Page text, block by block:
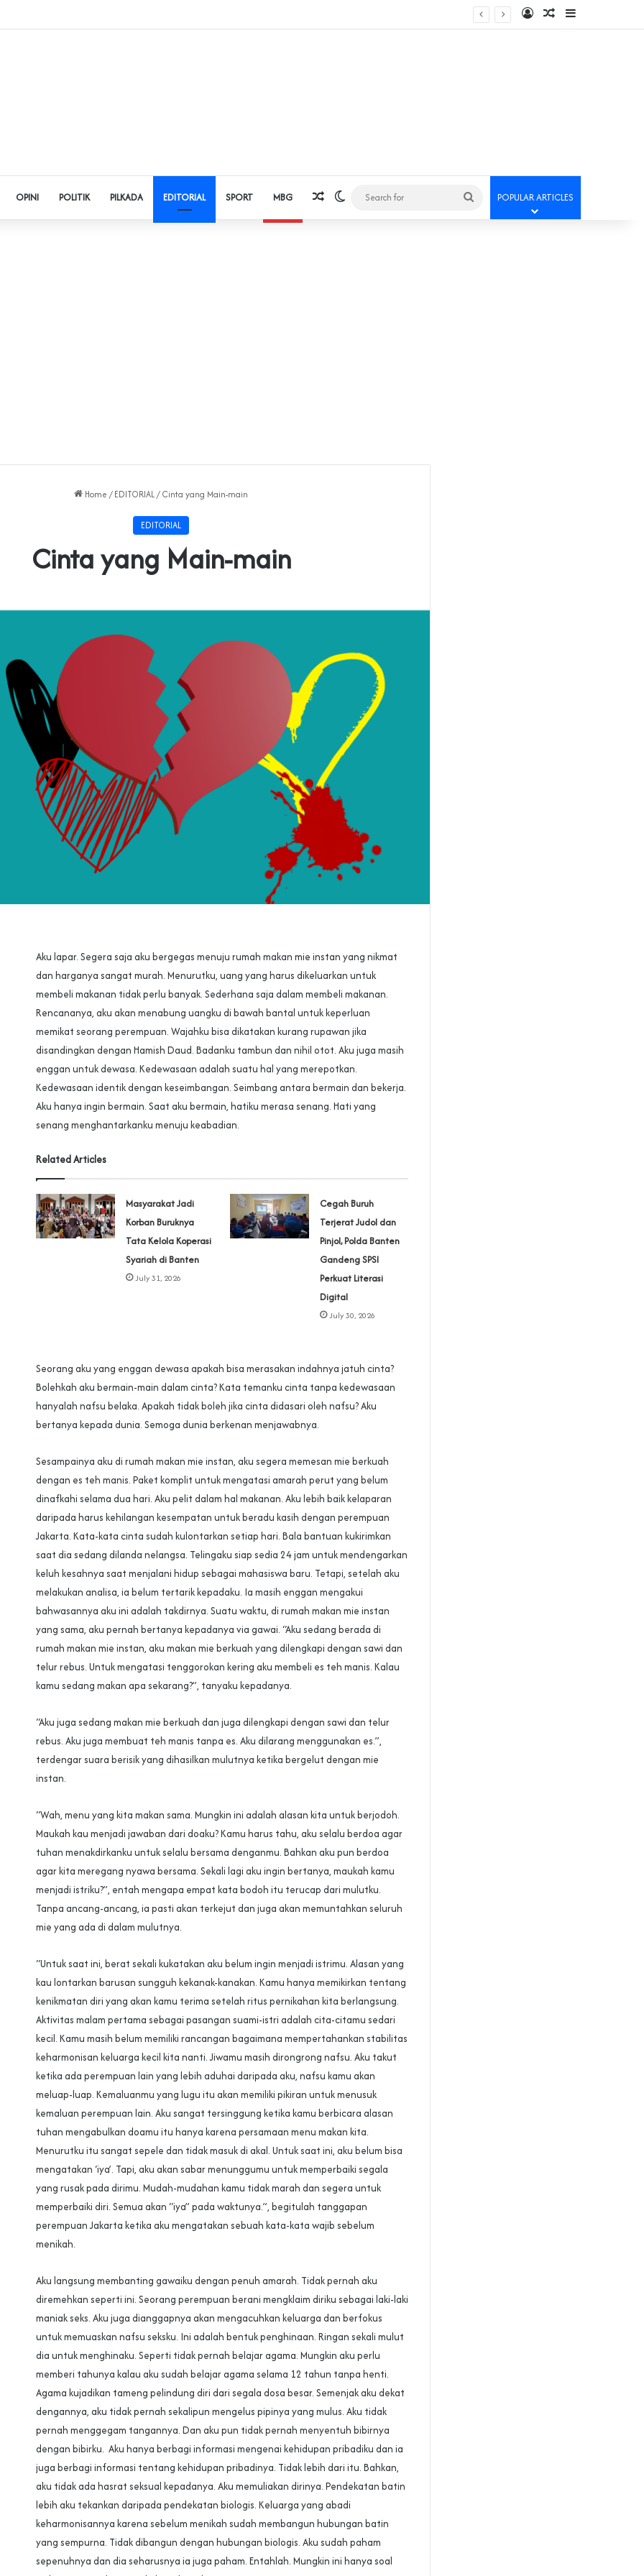
Judol dan Pinjol, Polda Banten Gandeng SPSI Perkuat Literasi Digital Log InRandom Article
Sidebar
OPINI POLITIK PILKADA EDITORIAL SPORT MBG Random Article
Switch skin
Search
for
POPULAR ARTICLES
Home / EDITORIAL/ Cinta yang Main-main
EDITORIAL
Cinta yang Main-main
Aku lapar. Segera saja aku bergegas menuju rumah makan mie instan yang nikmat
dan harganya sangat murah. Menurutku, uang yang harus dikeluarkan untuk
membeli makanan tidak perlu banyak. Sederhana saja dalam membeli makanan.
Rencananya, aku akan menabung uangku di bawah bantal untuk keperluan
memikat seorang perempuan. Wajahku bisa dikatakan kurang rupawan jika
disandingkan dengan Hamish Daud. Badanku tambun dan nihil otot. Aku juga masih
enggan untuk dewasa. Kedewasaan adalah suatu hal yang merepotkan.
Kedewasaan identik dengan keseimbangan. Seimbang antara bermain dan bekerja.
Aku hanya ingin bermain. Saat aku bermain, hatiku merasa senang. Hati yang
senang menghantarkanku menuju keabadian.
Related Articles
‎Masyarakat Jadi
Korban Buruknya
Tata Kelola Koperasi
Syariah di Banten
July 31, 2026
Cegah Buruh
Terjerat Judol dan
Pinjol, Polda Banten
Gandeng SPSI
Perkuat Literasi
Digital
July 30, 2026
Seorang aku yang enggan dewasa apakah bisa merasakan indahnya jatuh cinta?
Bolehkah aku bermain-main dalam cinta? Kata temanku cinta tanpa kedewasaan
hanyalah nafsu belaka. Apakah tidak boleh jika cinta didasari oleh nafsu? Aku
bertanya kepada dunia. Semoga dunia berkenan menjawabnya.
Sesampainya aku di rumah makan mie instan, aku segera memesan mie berkuah
dengan es teh manis. Paket komplit untuk mengatasi amarah perut yang belum
dinafkahi selama dua hari. Aku pelit dalam hal makanan. Aku lebih baik kelaparan
daripada harus kehilangan kesempatan untuk beradu kasih dengan perempuan
Jakarta. Kata-kata cinta sudah kulontarkan setiap hari. Bala bantuan kukirimkan
saat dia sedang dilanda nelangsa. Telingaku siap sedia 24 jam untuk mendengarkan
keluh kesahnya saat menjalani hidup sebagai mahasiswa baru. Tetapi, setelah aku
melakukan analisa, ia belum tertarik kepadaku. Ia masih enggan mengakui
bahwasannya aku ini adalah takdirnya. Suatu waktu, di rumah makan mie instan
yang sama, aku pernah bertanya kepadanya via gawai. “Aku sedang berada di
rumah makan mie instan, aku makan mie berkuah yang dilengkapi dengan sawi dan
telur rebus. Untuk mengatasi tenggorokan kering aku membeli es teh manis. Kalau
kamu sedang makan apa sekarang?”, tanyaku kepadanya.
“Aku juga sedang makan mie berkuah dan juga dilengkapi dengan sawi dan telur
rebus. Aku juga membuat teh manis tanpa es. Aku dilarang menggunakan es.”,
terdengar suara berisik yang dihasilkan mulutnya ketika bergelut dengan mie
instan.
“Wah, menu yang kita makan sama. Mungkin ini adalah alasan kita untuk berjodoh.
Maukah kau menjadi jawaban dari doaku? Kamu harus tahu, aku selalu berdoa agar
tuhan menakdirkanku untuk selalu bersama denganmu. Bahkan aku pun berdoa
agar kita meregang nyawa bersama. Sekali lagi aku ingin bertanya, maukah kamu
menjadi istriku?”, entah mengapa empat kata bodoh itu terucap dari mulutku.
Tanpa ancang-ancang, ia pasti akan terkejut dan juga akan memuntahkan seluruh
mie yang ada di dalam mulutnya.
“Untuk saat ini, berat sekali kukatakan aku belum ingin menjadi istrimu. Alasan yang
kau lontarkan barusan sungguh kekanak-kanakan. Kamu hanya memikirkan tentang
kenikmatan diri yang akan kamu terima setelah ritus pernikahan kita berlangsung.
Aktivitas malam pertama sebagai pasangan suami-istri adalah cita-citamu sedari
kecil. Kamu masih belum memiliki rancangan bagaimana mempertahankan stabilitas
keharmonisan keluarga kecil kita nanti. Jiwamu masih dirongrong nafsu. Aku takut
ketika ada perempuan lain yang lebih aduhai daripada aku, nafsu kamu akan
meluap-luap. Kemaluanmu yang lugu itu akan memiliki pikiran untuk menusuk
kemaluan perempuan lain. Aku sangat tersinggung ketika kamu berbicara alasan
tuhan mengabulkan doamu itu hanya karena persamaan menu makan kita.
Menurutku itu sangat sepele dan tidak masuk di akal. Untuk saat ini, aku belum bisa
mengatakan ‘iya’. Tapi, aku akan sabar menunggumu untuk memperbaiki segala
yang rusak pada dirimu. Mudah-mudahan kamu tidak marah dan segera untuk
memperbaiki diri. Semua akan “iya” pada waktunya.”, begitulah tanggapan
perempuan Jakarta ketika aku mengatakan sebuah kata-kata wajib sebelum
menikah.
Aku langsung membanting gawaiku dengan penuh amarah. Tidak pernah aku
diremehkan seperti ini. Seorang perempuan berani mengklaim diriku sebagai laki-laki
maniak seks. Aku juga dianggapnya akan mengacuhkan keluarga dan berfokus
untuk memuaskan nafsu seksku. Ini adalah bentuk penghinaan. Ringan sekali mulut
dia untuk menghinaku. Seperti tidak pernah belajar agama. Mungkin aku perlu
memberi tahunya kalau aku sudah belajar agama selama 12 tahun tanpa henti.
Agama kujadikan tameng pelindung diri dari segala dosa besar. Semenjak aku dekat
dengannya, aku tidak pernah sekalipun mengelus pipinya yang mulus. Aku tidak
pernah menggegam tangannya. Dan aku pun tidak pernah menyentuh bibirnya
dengan bibirku. Aku hanya berbagi informasi mengenai kehidupan pribadiku dan ia
juga berbagi informasi tentang kehidupan pribadinya. Tidak lebih dari itu. Bahkan,
aku tidak ada hasrat seksual kepadanya. Aku memuliakan dirinya. Pendekatan batin
lebih aku tekankan daripada pendekatan biologis. Keluarga yang abadi
keharmonisannya karena sebelum menikah sudah membangun hubungan batin
yang sempurna. Tidak dibangun dengan hubungan biologis. Aku sudah paham
sepenuhnya dan dia seharusnya ia juga paham. Entahlah. Mungkin ini hanya soal